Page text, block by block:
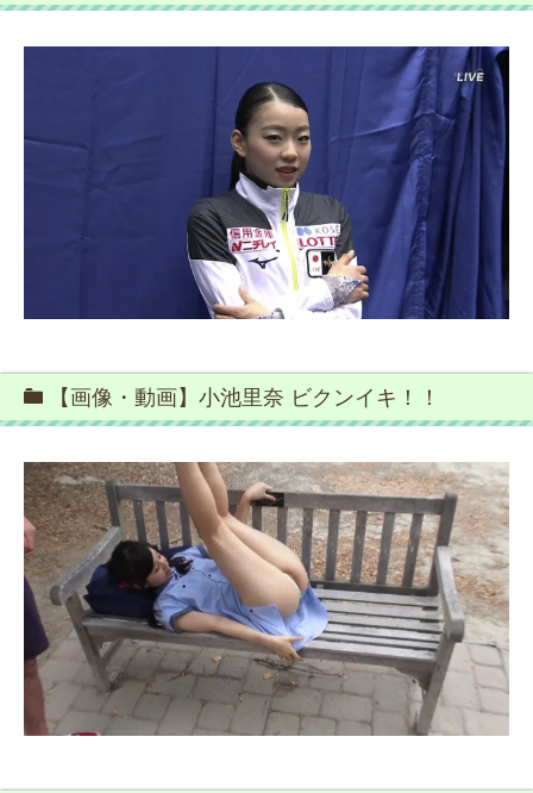
【画像・動画】小池里奈 ビクンイキ！！